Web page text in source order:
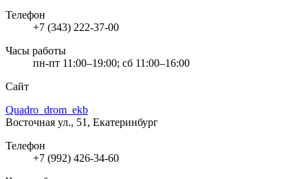
Телефон
+7 (343) 222-37-00
Часы работы
пн-пт 11:00–19:00; сб 11:00–16:00
Сайт
Quadro_drom_ekb
Восточная ул., 51, Екатеринбург
Телефон
+7 (992) 426-34-60